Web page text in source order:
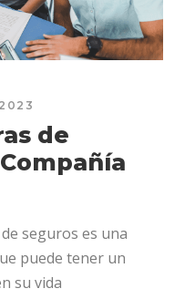
de
seguros es una
puede tener un
su vida